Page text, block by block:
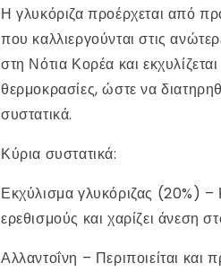
Η γλυκόριζα προέρχεται από
που καλλιεργούνται στις
στη Νότια Κορέα και
θερμοκρασίες, ώστε να
συστατικά.
Κύρια συστατικά:
Εκχύλισμα γλυκόριζας (20%) –
ερεθισμούς και χαρίζει άνεση
Αλλαντοΐνη – Περιποιείται και